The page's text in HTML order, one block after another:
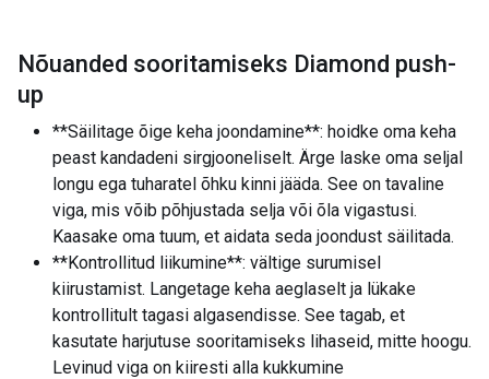
Nõuanded sooritamiseks Diamond push-
up
**Säilitage õige keha joondamine**: hoidke oma keha
peast kandadeni sirgjooneliselt. Ärge laske oma seljal
longu ega tuharatel õhku kinni jääda. See on tavaline
viga, mis võib põhjustada selja või õla vigastusi.
Kaasake oma tuum, et aidata seda joondust säilitada.
**Kontrollitud liikumine**: vältige surumisel
kiirustamist. Langetage keha aeglaselt ja lükake
kontrollitult tagasi algasendisse. See tagab, et
kasutate harjutuse sooritamiseks lihaseid, mitte hoogu.
Levinud viga on kiiresti alla kukkumine